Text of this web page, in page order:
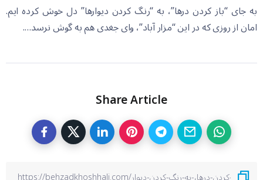
به جای “باز کردن درها”، به “رنگ کردن دیوارها” دل خوش کرده ایم.
امان از روزی که در این “مزار آباد”، وای جغدی هم به گوش نرسد….
Share Article